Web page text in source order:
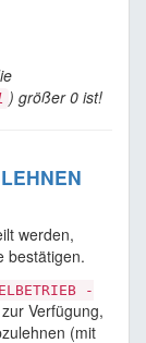
) größer 0 ist!
werden,
bestätigen.
-
Verfügung,
(mit